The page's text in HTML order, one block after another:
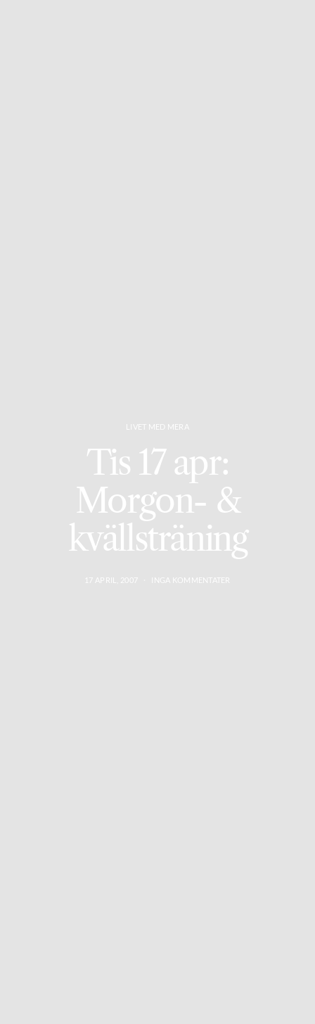
LIVET MED MERA
Tis 17 apr:
Morgon- &
kvällsträning
17 APRIL, 2007 INGA KOMMENTATER